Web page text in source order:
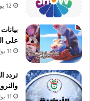
12 يوليو، 2026
على
11 يوليو، 2026
تردد
11 يوليو، 2026